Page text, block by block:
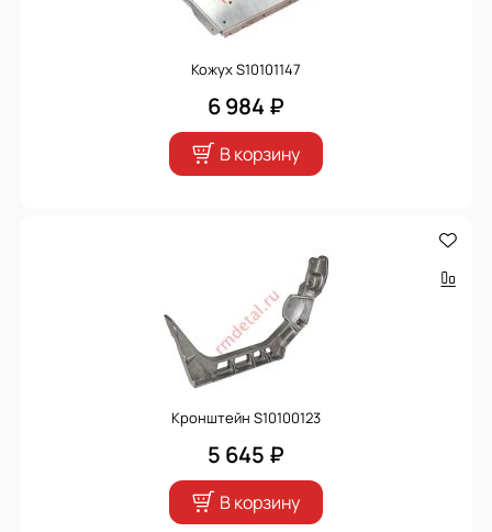
Кожух S10101147
6 984 ₽
В корзину
Кронштейн S10100123
5 645 ₽
В корзину